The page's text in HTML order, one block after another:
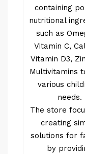
containing
nutritional
such as
Vitamin C,
Vitamin D3,
Multivitamins
various
needs.
The store
creating
solutions for
by